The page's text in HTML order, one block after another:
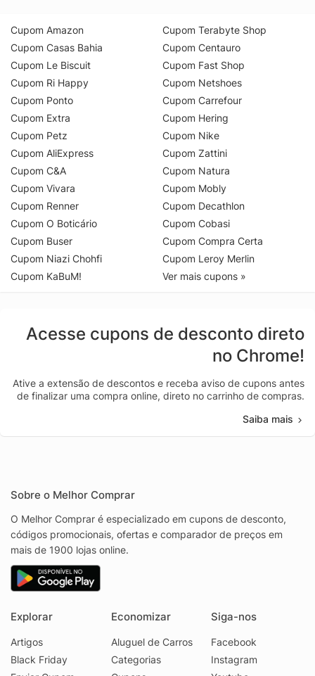
Cupom Amazon
Cupom Casas Bahia
Cupom Le Biscuit
Cupom Ri Happy
Cupom Ponto
Cupom Extra
Cupom Petz
Cupom AliExpress
Cupom C&A
Cupom Vivara
Cupom Renner
Cupom O Boticário
Cupom Buser
Cupom Niazi Chohfi
Cupom KaBuM!
Cupom Terabyte Shop
Cupom Centauro
Cupom Fast Shop
Cupom Netshoes
Cupom Carrefour
Cupom Hering
Cupom Nike
Cupom Zattini
Cupom Natura
Cupom Mobly
Cupom Decathlon
Cupom Cobasi
Cupom Compra Certa
Cupom Leroy Merlin
Ver mais cupons »
Acesse cupons de desconto direto
no Chrome!
Ative a extensão de descontos e receba aviso de cupons antes
de finalizar uma compra online, direto no carrinho de compras.
Saiba mais
Sobre o Melhor Comprar
O Melhor Comprar é especializado em cupons de desconto,
códigos promocionais, ofertas e comparador de preços em
mais de 1900 lojas online.
Explorar
Artigos
Black Friday
Economizar
Aluguel de Carros
Categorias
Siga-nos
Facebook
Instagram